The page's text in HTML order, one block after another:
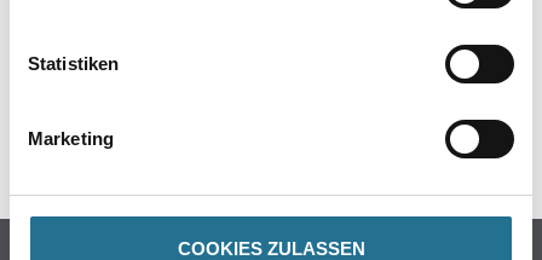
Statistiken
Marketing
COOKIES ZULASSEN
DATENBLÄTTER